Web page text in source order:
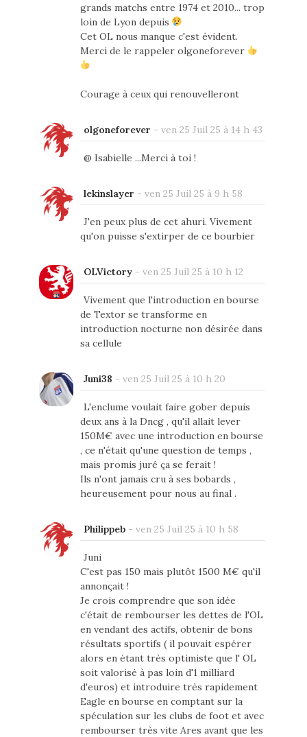
grands matchs entre 1974 et 2010... trop
loin de Lyon depuis
Cet OL nous manque c'est évident.
Merci de le rappeler olgoneforever
Courage à ceux qui renouvelleront
olgoneforever - ven 25 Juil 25 à 14 h 43
@ Isabielle ...Merci à toi !
lekinslayer - ven 25 Juil 25 à 9 h 58
J'en peux plus de cet ahuri. Vivement
qu'on puisse s'extirper de ce bourbier
OLVictory- ven 25 Juil 25 à 10 h 12
Vivement que l'introduction en bourse
de Textor se transforme en
introduction nocturne non désirée dans
sa cellule
Juni38 - ven 25 Juil 25 à 10 h 20
L'enclume voulait faire gober depuis
deux ans à la Dncg , qu'il allait lever
150M€ avec une introduction en bourse
, ce n'était qu'une question de temps ,
mais promis juré ça se ferait !
Ils n'ont jamais cru à ses bobards ,
heureusement pour nous au final .
Philippeb- ven 25 Juil 25 à 10 h 58
Juni
C'est pas 150 mais plutôt 1500 M€ qu'il
annonçait !
Je crois comprendre que son idée
c'était de rembourser les dettes de l'OL
en vendant des actifs, obtenir de bons
résultats sportifs ( il pouvait espérer
alors en étant très optimiste que l' OL
soit valorisé à pas loin d'1 milliard
d'euros) et introduire très rapidement
Eagle en bourse en comptant sur la
spéculation sur les clubs de foot et avec
rembourser très vite Ares avant que les